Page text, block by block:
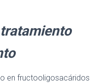
en fructooligosacáridos